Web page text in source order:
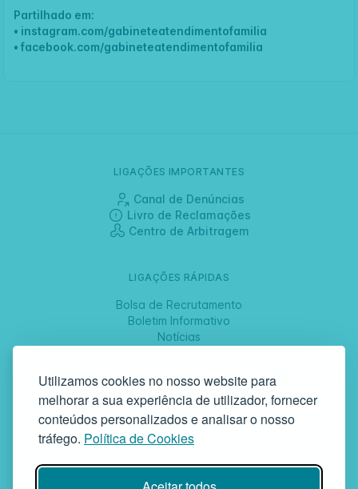
Utilizamos cookies no nosso website para
melhorar a sua experiência de utilizador, fornecer
conteúdos personalizados e analisar o nosso
tráfego. Política de Cookies
Partilhado em:
• instagram.com/gabineteatendimentofamilia
• facebook.com/gabineteatendimentofamilia
LIGAÇÕES IMPORTANTES
Canal de Denúncias
Livro de Reclamações
Centro de Arbitragem
LIGAÇÕES RÁPIDAS
Bolsa de Recrutamento
Boletim Informativo
Notícias
SIGA-NOS
GAF | Gabinete de Atendimento à Família
Rua da Bandeira, 342 | 4900-561 Viana do Castelo | tel +351 258